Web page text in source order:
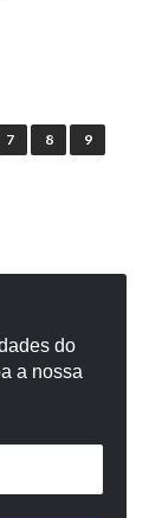
7 8 9
do
a nossa